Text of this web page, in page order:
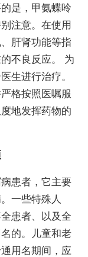
是，甲氨蝶呤
注意。在使用
肝肾功能等指
不良反应。 为
生进行治疗。
格按照医嘱服
地发挥药物的
患者，它主要
一些特殊人
患者、以及全
的。儿童和老
用名期间，应